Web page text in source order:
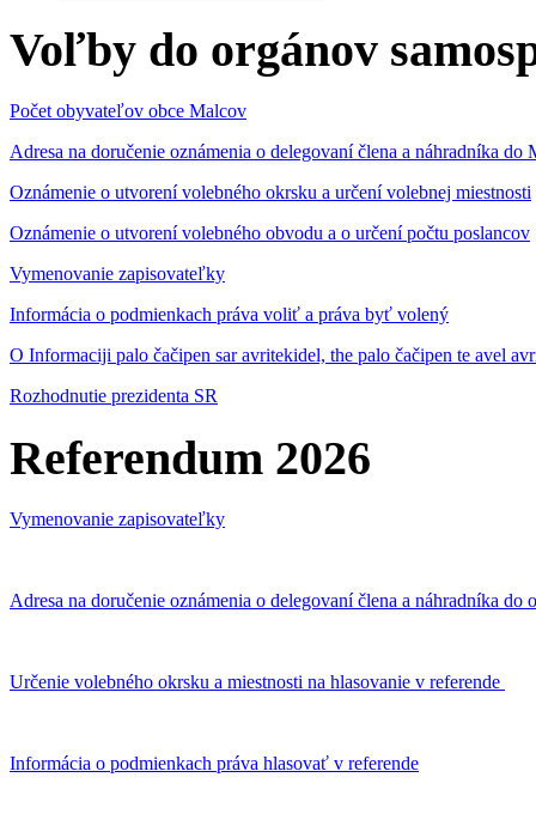
Voľby do orgánov
Počet obyvateľov obce Malcov
Adresa na doručenie oznámenia o delegovaní člena a náhradníka
Oznámenie o utvorení volebného okrsku a určení volebnej miestnosti
Oznámenie o utvorení volebného obvodu a o určení počtu poslancov
Vymenovanie zapisovateľky
Informácia o podmienkach práva voliť a práva byť volený
O Informaciji palo čačipen sar avritekidel, the palo čačipen te avel
Rozhodnutie prezidenta SR
Referendum 2026
Vymenovanie zapisovateľky
Adresa na doručenie oznámenia o delegovaní člena a náhradníka
Určenie volebného okrsku a miestnosti na hlasovanie v referende
Informácia o podmienkach práva hlasovať v referende